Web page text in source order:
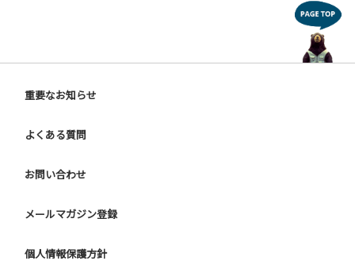
２.安全管理上、お子様の単独での行動はご遠慮ください。
４.ご訪問客とのサイト内での面会はご遠慮願います。
６.周囲に迷惑となるような行為（夜間の大声での談笑等）や
７.BBQ台（BBQコンロやグリル）は床面から高さ60cm以上
さい。
９ ユニットハウス内のシンクでは、コンロや網などの洗浄は
重要なお知らせ
よくある質問
お問い合わせ
メールマガジン登録
個人情報保護方針